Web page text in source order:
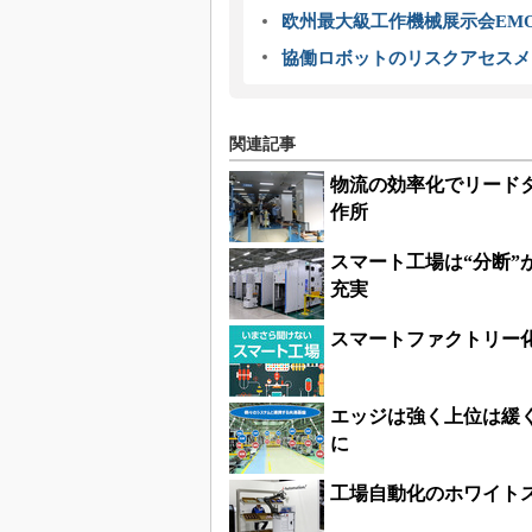
欧州最大級工作機械展示会
協働ロボットのリスクアセス
関連記事
物流の効率化でリー
作所
スマート工場は“分断”
充実
スマートファクトリー
エッジは強く上位は緩
に
工場自動化のホワイト